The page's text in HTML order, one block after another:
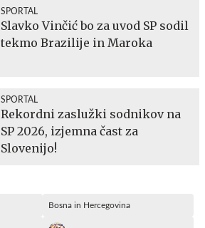
SPORTAL
Slavko Vinčić bo za uvod SP sodil
tekmo Brazilije in Maroka
SPORTAL
Rekordni zaslužki sodnikov na
SP 2026, izjemna čast za
Slovenijo!
Bosna in Hercegovina